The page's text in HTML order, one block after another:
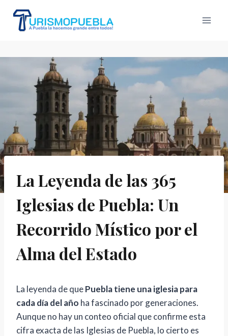
content
La Leyenda de las 365
Iglesias de Puebla: Un
Recorrido Místico por el
Alma del Estado
La leyenda de quePuebla tiene una iglesia para
cada día del año ha fascinado por generaciones.
Aunque no hay un conteo oficial que confirme esta
cifra exacta de las Iglesias de Puebla, lo cierto es